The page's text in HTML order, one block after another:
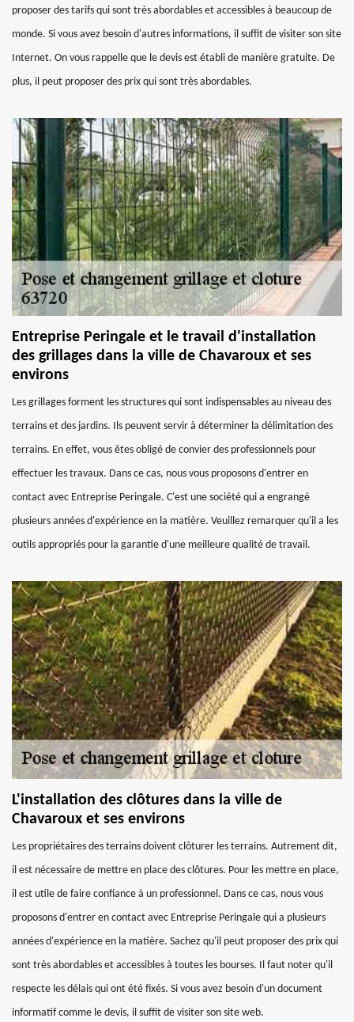
proposer des tarifs qui sont très abordables et accessibles à beaucoup de
monde. Si vous avez besoin d'autres informations, il suffit de visiter son site
Internet. On vous rappelle que le devis est établi de manière gratuite. De
plus, il peut proposer des prix qui sont très abordables.
Entreprise Peringale et le travail d'installation
des grillages dans la ville de Chavaroux et ses
environs
Les grillages forment les structures qui sont indispensables au niveau des
terrains et des jardins. Ils peuvent servir à déterminer la délimitation des
terrains. En effet, vous êtes obligé de convier des professionnels pour
effectuer les travaux. Dans ce cas, nous vous proposons d'entrer en
contact avec Entreprise Peringale. C'est une société qui a engrangé
plusieurs années d'expérience en la matière. Veuillez remarquer qu'il a les
outils appropriés pour la garantie d'une meilleure qualité de travail.
L'installation des clôtures dans la ville de
Chavaroux et ses environs
Les propriétaires des terrains doivent clôturer les terrains. Autrement dit,
il est nécessaire de mettre en place des clôtures. Pour les mettre en place,
il est utile de faire confiance à un professionnel. Dans ce cas, nous vous
proposons d'entrer en contact avec Entreprise Peringale qui a plusieurs
années d'expérience en la matière. Sachez qu'il peut proposer des prix qui
sont très abordables et accessibles à toutes les bourses. Il faut noter qu'il
respecte les délais qui ont été fixés. Si vous avez besoin d'un document
informatif comme le devis, il suffit de visiter son site web.